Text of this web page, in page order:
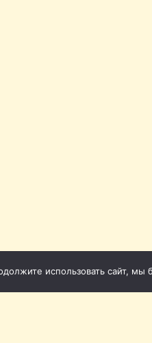
использовать сайт, мы